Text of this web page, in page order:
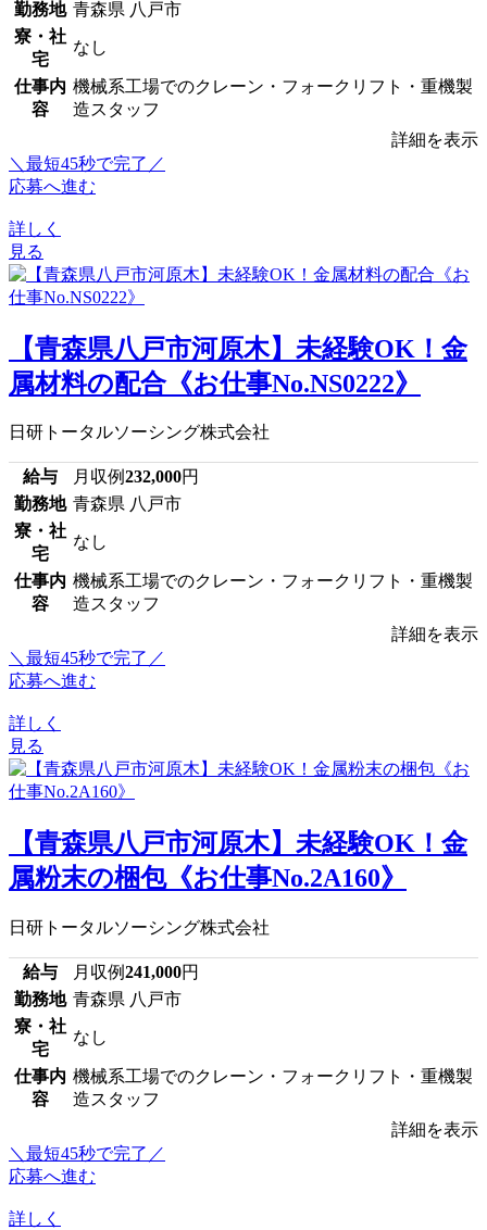
勤務地 青森県 八戸市
寮・社
宅
なし
仕事内
容
機械系工場でのクレーン・フォークリフト・重機製
造スタッフ
詳細を表示
＼最短45秒で完了／
応募へ進む
詳しく
見る
【青森県八戸市河原木】未経験OK！金
属材料の配合《お仕事No.NS0222》
日研トータルソーシング株式会社
給与 月収例232,000円
勤務地 青森県 八戸市
寮・社
宅
なし
仕事内
容
機械系工場でのクレーン・フォークリフト・重機製
造スタッフ
詳細を表示
＼最短45秒で完了／
応募へ進む
詳しく
見る
【青森県八戸市河原木】未経験OK！金
属粉末の梱包《お仕事No.2A160》
日研トータルソーシング株式会社
給与 月収例241,000円
勤務地 青森県 八戸市
寮・社
宅
なし
仕事内
容
機械系工場でのクレーン・フォークリフト・重機製
造スタッフ
詳細を表示
＼最短45秒で完了／
応募へ進む
詳しく